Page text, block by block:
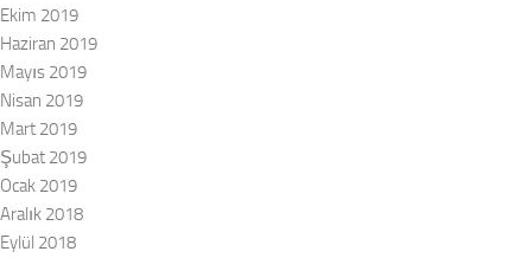
Ekim 2019
Haziran 2019
Mayıs 2019
Nisan 2019
Mart 2019
Şubat 2019
Ocak 2019
Aralık 2018
Eylül 2018